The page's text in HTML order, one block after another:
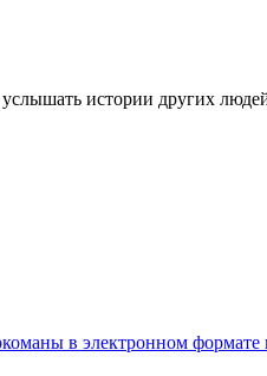
истории других
в электронном формате